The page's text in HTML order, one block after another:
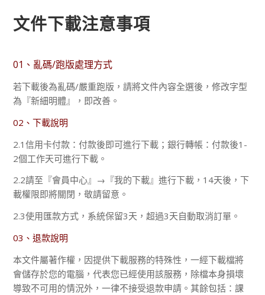
文件下載注意事項
01、亂碼/跑版處理方式
若下載後為亂碼/嚴重跑版，請將文件內容全選後，修改字型
為『新細明體』，即改善。
02、下載說明
2.1信用卡付款：付款後即可進行下載；銀行轉帳：付款後1-
2個工作天可進行下載。
2.2請至『會員中心』→『我的下載』進行下載，14天後，下
載權限即將關閉，敬請留意。
2.3使用匯款方式，系統保留3天，超過3天自動取消訂單。
03、退款說明
本文件屬著作權，因提供下載服務的特殊性，一經下載檔將
會儲存於您的電腦，代表您已經使用該服務，除檔本身損壞
導致不可用的情況外，一律不接受退款申請。其餘包括：課